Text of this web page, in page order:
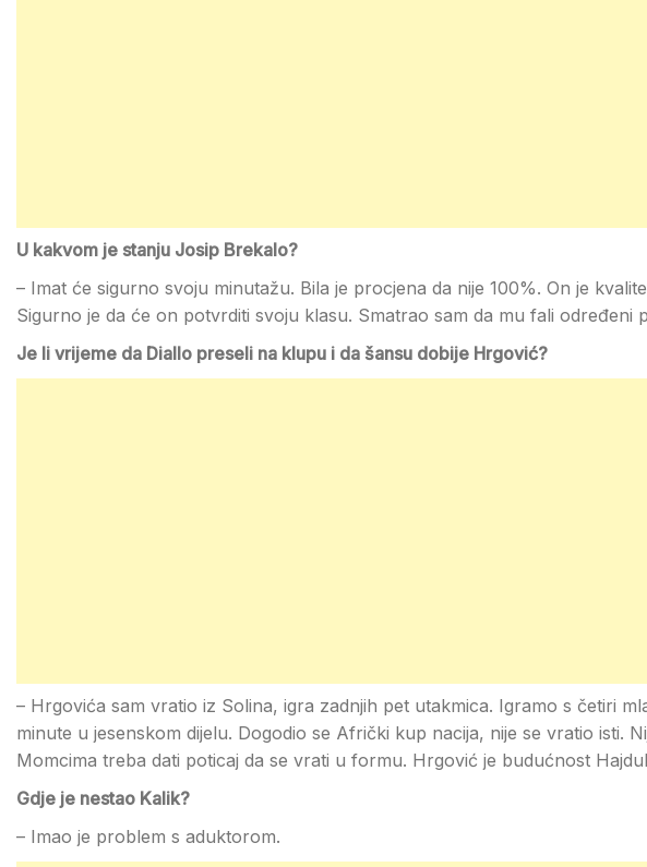
U kakvom je stanju Josip Brekalo?
– Imat će sigurno svoju minutažu. Bila je procjena da nije 100%. On je
Sigurno je da će on potvrditi svoju klasu. Smatrao sam da mu fali određeni
Je li vrijeme da Diallo preseli na klupu i da šansu dobije Hrgović?
– Hrgovića sam vratio iz Solina, igra zadnjih pet utakmica. Igramo s četiri
minute u jesenskom dijelu. Dogodio se Afrički kup nacija, nije se vratio isti.
Momcima treba dati poticaj da se vrati u formu. Hrgović je budućnost
Gdje je nestao Kalik?
– Imao je problem s aduktorom.